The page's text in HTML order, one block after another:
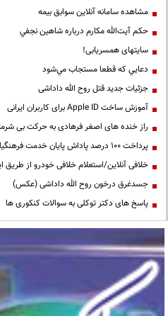
مشاهده سامانه آنلاين سوابق بیمه
حكم آيت‌الله مكارم درباره شاهين نجفي
سایتهای همسریابی!
دعايي كه قطعا مستجاب مي‌شود
جزئیات جدید قتل روح الله داداشی
آموزش ساخت Apple ID برای کاربران ایرانی
راز خنده های اصغر فرهادی به حرکت بی
پرداخت ۱۰۰ درصد پاداش پایان خدمت فرهنگیان
خلافی آنلاین/استعلام خلافی خودرو از طریق
جسدغرق درخون روح الله داداشی (عکس)
پاسخ های دکتر توکلی به سوالات کنکوری ها